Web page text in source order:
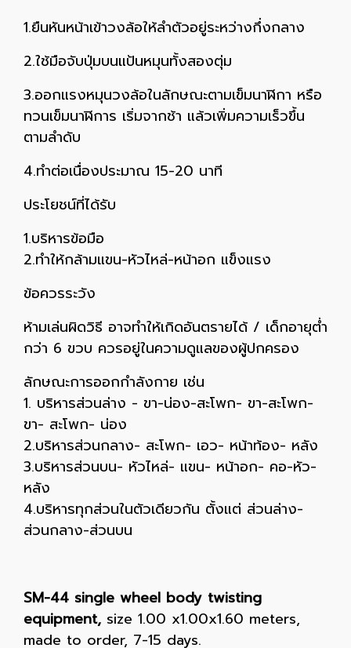
1.ยืนหันหน้าเข้าวงล้อให้ลำตัวอยู่ระหว่างกึ่งกลาง
2.ใช้มือจับปุ่มบนแป้นหมุนทั้งสองตุ่ม
3.ออกแรงหมุนวงล้อในลักษณะตามเข็มนาฬิกา หรือ
ทวนเข็มนาฬิการ เริ่มจากช้า แล้วเพิ่มความเร็วขึ้น
ตามลำดับ
4.ทำต่อเนื่องประมาณ 15-20 นาที
ประโยชน์ที่ได้รับ
1.บริหารข้อมือ
2.ทำให้กล้ามแขน-หัวไหล่-หน้าอก แข็งแรง
ข้อควรระวัง
ห้ามเล่นผิดวิธี อาจทำให้เกิดอันตรายได้ / เด็กอายุต่ำ
กว่า 6 ขวบ ควรอยู่ในความดูแลของผู้ปกครอง
ลักษณะการออกกำลังกาย เช่น
1. บริหารส่วนล่าง - ขา-น่อง-สะโพก- ขา-สะโพก-
ขา- สะโพก- น่อง
2.บริหารส่วนกลาง- สะโพก- เอว- หน้าท้อง- หลัง
3.บริหารส่วนบน- หัวไหล่- แขน- หน้าอก- คอ-หัว-
หลัง
4.บริหารทุกส่วนในตัวเดียวกัน ตั้งแต่ ส่วนล่าง-
ส่วนกลาง-ส่วนบน
SM-44 single wheel body twisting
equipment, size 1.00 x1.00x1.60 meters,
made to order, 7-15 days.